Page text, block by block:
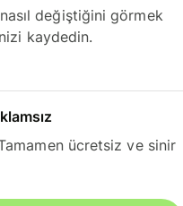
değiştiğini görmek
kaydedin.
ücretsiz ve sinir